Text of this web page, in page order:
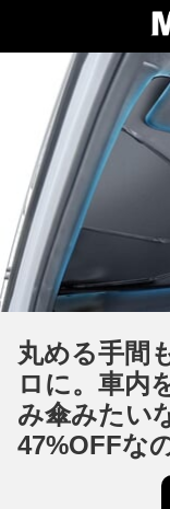
丸める手間
ロに。車内
み傘みたい
47%OFFな